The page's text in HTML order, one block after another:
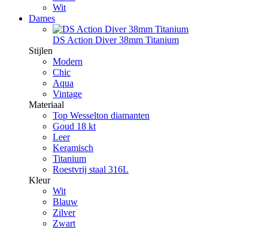
Wit
Dames
DS Action Diver 38mm Titanium
Stijlen
Modern
Chic
Aqua
Vintage
Materiaal
Top Wesselton diamanten
Goud 18 kt
Leer
Keramisch
Titanium
Roestvrij staal 316L
Kleur
Wit
Blauw
Zilver
Zwart